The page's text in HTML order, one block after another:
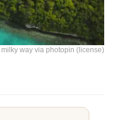
milky way via photopin (license)